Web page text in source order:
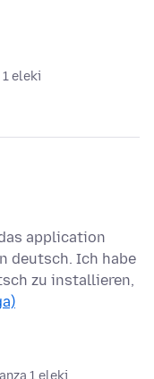
eleki
application
deutsch. Ich habe
zu installieren,